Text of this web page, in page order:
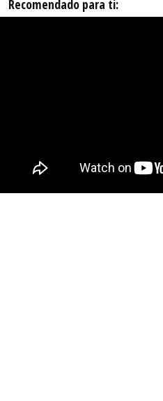
Recomendado para ti: